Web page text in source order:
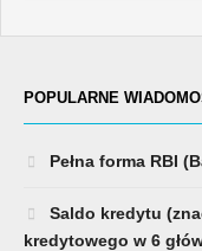
POPULARNE
Pełna forma RBI
Saldo kredytu
kredytowego w 6